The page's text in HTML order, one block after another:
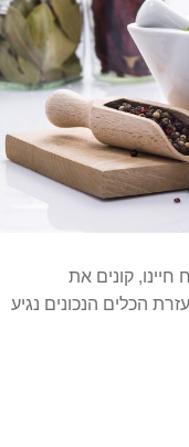
קונים את
הכלים הנכונים נגיע